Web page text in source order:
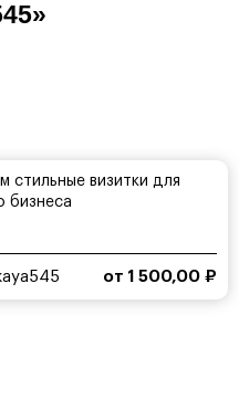
стильные визитки для
бизнеса
от 1 500,00 ₽